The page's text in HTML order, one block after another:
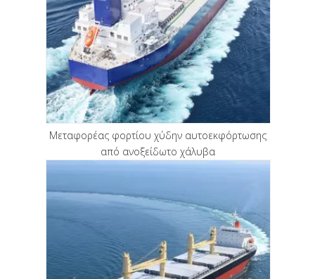
Μεταφορέας φορτίου χύδην αυτοεκφόρτωσης
από ανοξείδωτο χάλυβα